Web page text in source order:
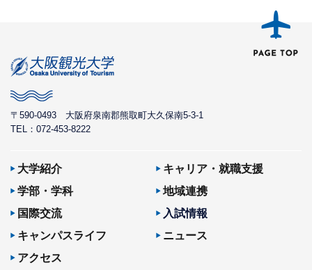
〒590-0493 大阪府泉南郡熊取町大久保南5-3-1
TEL：072-453-8222
大学紹介
キャリア・就職支援
学部・学科
地域連携
国際交流
入試情報
キャンパスライフ
ニュース
アクセス